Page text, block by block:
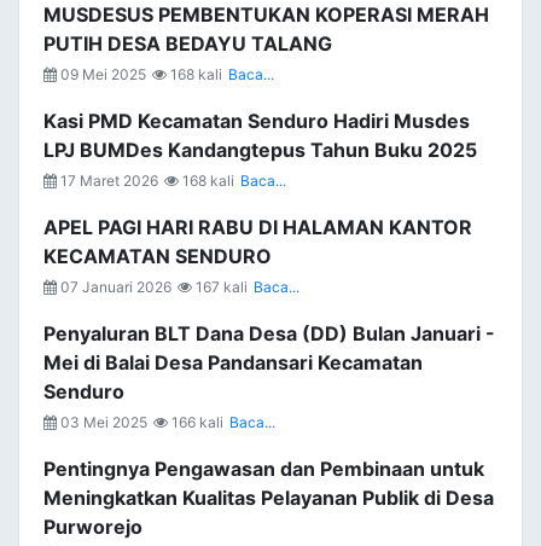
MUSDESUS PEMBENTUKAN KOPERASI MERAH
PUTIH DESA BEDAYU TALANG
09 Mei 2025 168 kali Baca...
Kasi PMD Kecamatan Senduro Hadiri Musdes
LPJ BUMDes Kandangtepus Tahun Buku 2025
17 Maret 2026 168 kali Baca...
APEL PAGI HARI RABU DI HALAMAN KANTOR
KECAMATAN SENDURO
07 Januari 2026 167 kali Baca...
Penyaluran BLT Dana Desa (DD) Bulan Januari -
Mei di Balai Desa Pandansari Kecamatan
Senduro
03 Mei 2025 166 kali Baca...
Pentingnya Pengawasan dan Pembinaan untuk
Meningkatkan Kualitas Pelayanan Publik di Desa
Purworejo